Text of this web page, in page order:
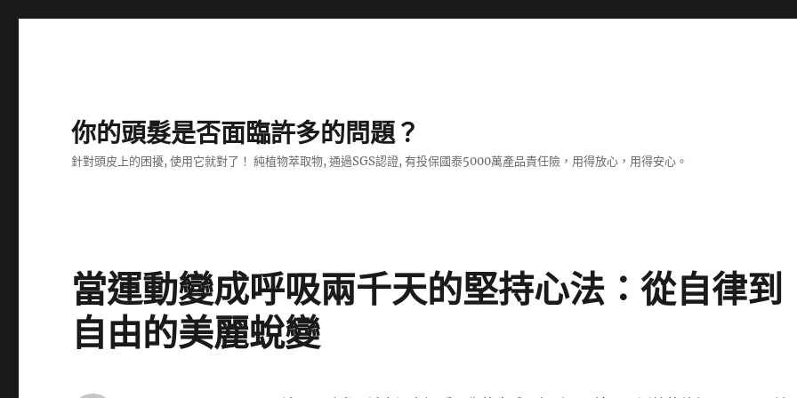
你的頭髮是否面臨許多的問題？
針對頭皮上的困擾, 使用它就對了！ 純植物萃取物, 通過SGS認證, 有投保國泰5000萬產品責任險，用得放心，用得安心。
當運動變成呼吸兩千天的堅持心法：從自律到
自由的美麗蛻變